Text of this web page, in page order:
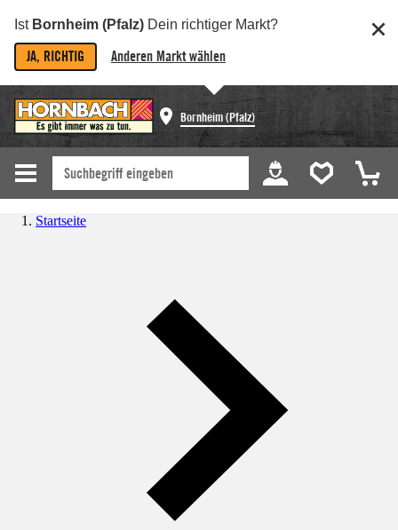
Ist Bornheim (Pfalz) Dein richtiger Markt?
JA, RICHTIG Anderen Markt wählen
Bornheim (Pfalz)
Startseite